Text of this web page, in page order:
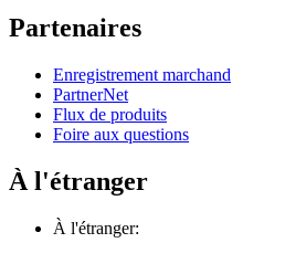
Partenaires
Enregistrement marchand
PartnerNet
Flux de produits
Foire aux questions
À l'étranger
À l'étranger: